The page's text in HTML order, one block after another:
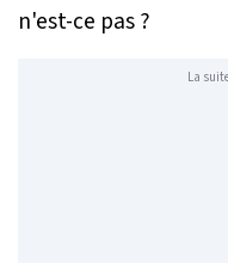
n'est-ce pas ?
La